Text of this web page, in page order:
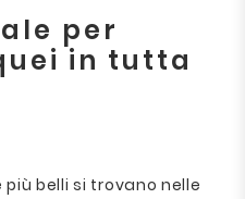
per
in tutta
belli si trovano nelle